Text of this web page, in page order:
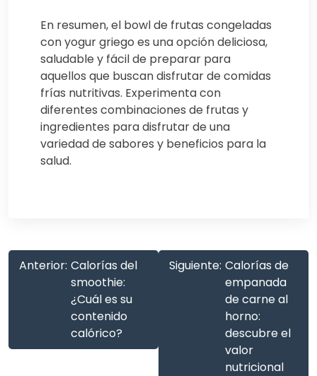
En resumen, el bowl de frutas congeladas
con yogur griego es una opción deliciosa,
saludable y fácil de preparar para
aquellos que buscan disfrutar de comidas
frías nutritivas. Experimenta con
diferentes combinaciones de frutas y
ingredientes para disfrutar de una
variedad de sabores y beneficios para la
salud.
Anterior: Calorías del
smoothie:
¿Cuál es su
contenido
calórico?
Siguiente: Calorías de
empanada
de carne al
horno:
descubre el
valor
nutricional